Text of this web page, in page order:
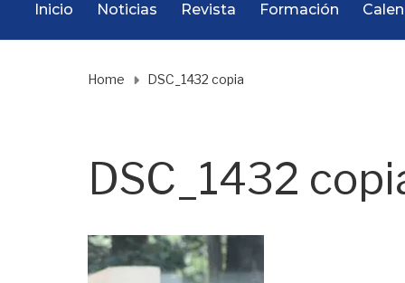
Inicio Noticias Revista Formación
Home DSC_1432 copia
DSC_1432